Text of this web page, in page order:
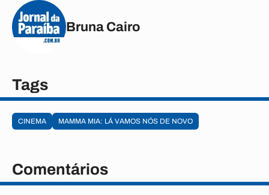
Bruna Cairo
Tags
CINEMA MAMMA MIA: LÁ VAMOS NÓS DE NOVO
Comentários